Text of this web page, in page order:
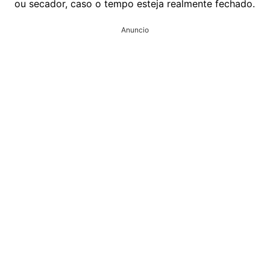
ou secador, caso o tempo esteja realmente fechado.
Anuncio